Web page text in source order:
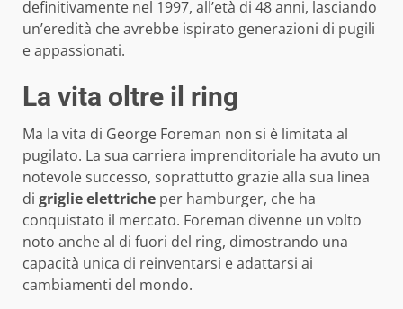
definitivamente nel 1997, all’età di 48 anni, lasciando
un’eredità che avrebbe ispirato generazioni di pugili
e appassionati.
La vita oltre il ring
Ma la vita di George Foreman non si è limitata al
pugilato. La sua carriera imprenditoriale ha avuto un
notevole successo, soprattutto grazie alla sua linea
di griglie elettriche per hamburger, che ha
conquistato il mercato. Foreman divenne un volto
noto anche al di fuori del ring, dimostrando una
capacità unica di reinventarsi e adattarsi ai
cambiamenti del mondo.